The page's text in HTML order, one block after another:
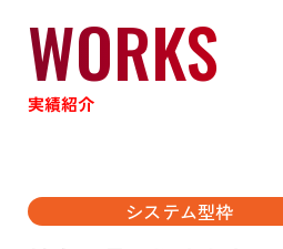
WORKS
実績紹介
システム型枠